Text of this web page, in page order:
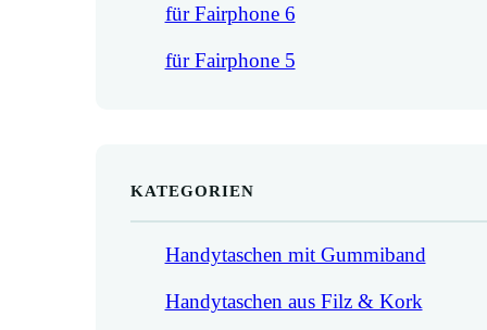
für Fairphone 6
für Fairphone 5
KATEGORIEN
Handytaschen mit Gummiband
Handytaschen aus Filz & Kork